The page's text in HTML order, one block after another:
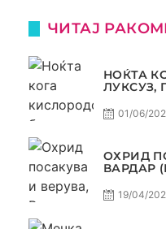
ЧИТАЈ
НОЌТА
ЛУКСУЗ,
01/06/
ОХРИД
ВАРДАР
19/04/